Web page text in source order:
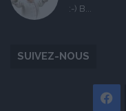
:-) B...
SUIVEZ-NOUS